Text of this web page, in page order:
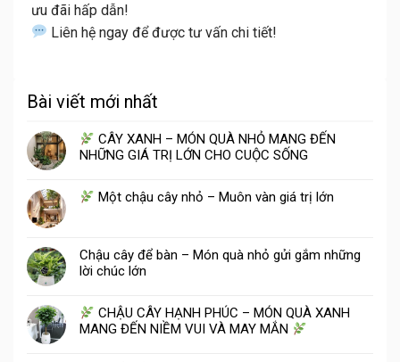
ưu đãi hấp dẫn!
Liên hệ ngay để được tư vấn chi tiết!
Bài viết mới nhất
CÂY XANH – MÓN QUÀ NHỎ MANG ĐẾN
NHỮNG GIÁ TRỊ LỚN CHO CUỘC SỐNG
Một chậu cây nhỏ – Muôn vàn giá trị lớn
Chậu cây để bàn – Món quà nhỏ gửi gắm những
lời chúc lớn
CHẬU CÂY HẠNH PHÚC – MÓN QUÀ XANH
MANG ĐẾN NIỀM VUI VÀ MAY MẮN